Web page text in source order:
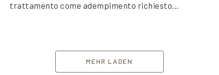
trattamento come adempimento richiesto...
MEHR LADEN